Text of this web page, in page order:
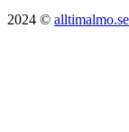
2024 © alltimalmo.se